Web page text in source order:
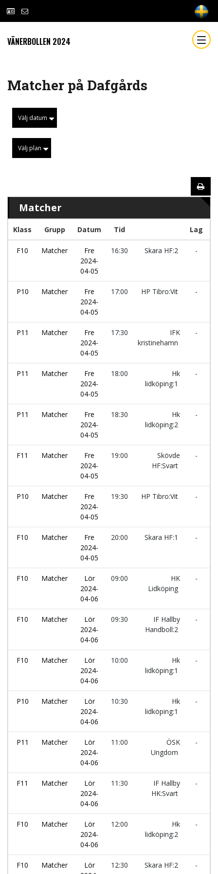
VÄNERBOLLEN 2024
Matcher på Dafgårds
Välj datum
Välj plan
Matcher
Klass Grupp Datum Tid Lag
F10 Matcher
Fre
2024-
04-05
16:30 Skara HF:2 -
P10 Matcher
Fre
2024-
04-05
17:00 HP Tibro:Vit -
P11 Matcher
Fre
2024-
04-05
17:30
IFK
kristinehamn
-
P11 Matcher
Fre
2024-
04-05
18:00
Hk
lidköping:1
-
P11 Matcher
Fre
2024-
04-05
18:30
Hk
lidköping:2
-
F11 Matcher
Fre
2024-
04-05
19:00
Skövde
HF:Svart
-
P10 Matcher
Fre
2024-
04-05
19:30 HP Tibro:Vit -
F10 Matcher
Fre
2024-
04-05
20:00 Skara HF:1 -
F10 Matcher
Lör
2024-
04-06
09:00
HK
Lidköping
-
F10 Matcher
Lör
2024-
04-06
09:30
IF Hallby
Handboll:2
-
F10 Matcher
Lör
2024-
04-06
10:00
Hk
lidköping:1
-
P10 Matcher
Lör
2024-
04-06
10:30
Hk
lidköping:1
-
P11 Matcher
Lör
2024-
04-06
11:00
ÖSK
Ungdom
-
F11 Matcher
Lör
2024-
04-06
11:30
IF Hallby
HK:Svart
-
F10 Matcher
Lör
2024-
04-06
12:00
Hk
lidköping:2
-
F10 Matcher
Lör
12:30 Skara HF:2 -